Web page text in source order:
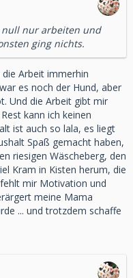
null nur arbeiten und
ging nichts.
Arbeit immerhin
es noch der Hund, aber
Und die Arbeit gibt mir
kann ich keinen
ist auch so lala, es liegt
Spaß gemacht haben,
riesigen Wäscheberg, den
Kram in Kisten herum, die
mir Motivation und
meine Mama
... und trotzdem schaffe